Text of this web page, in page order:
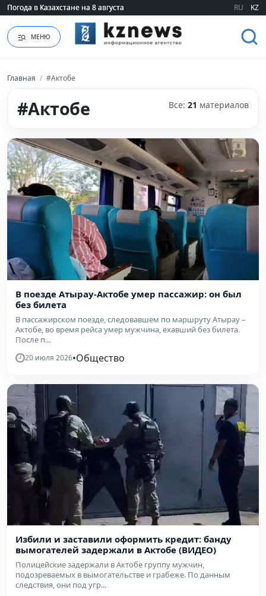
Руслан Утепбай сообщил радостную новость о пастухе (ВИДЕО)
RU KZ
МЕНЮ
Главная / #Актобе
#Актобе Все: 21 материалов
В поезде Атырау-Актобе умер пассажир: он был
без билета
В пассажирском поезде, следовавшем по маршруту Атырау –
Актобе, во время рейса умер мужчина, ехавший без билета.
После п...
20 июля 2026•Общество
Избили и заставили оформить кредит: банду
вымогателей задержали в Актобе (ВИДЕО)
Полицейские задержали в Актобе группу мужчин,
подозреваемых в вымогательстве и грабеже. По данным
следствия, они под угр...